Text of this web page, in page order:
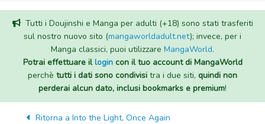
Tutti i Doujinshi e Manga per adulti (+18) sono stati trasferiti
sul nostro nuovo sito (mangaworldadult.net); invece, per i
Manga classici, puoi utilizzare MangaWorld.
Potrai effettuare illogincon il tuo account di MangaWorld
perchè tutti i dati sono condivisi tra i due siti, quindi non
perderai alcun dato, inclusi bookmarks e premium!
Ritorna a Into the Light, Once Again